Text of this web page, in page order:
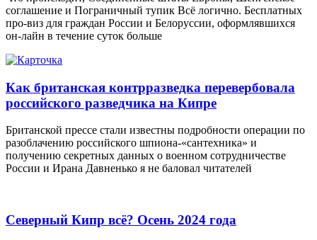
соглашение и Пограничный тупик Всё логично. Бесплатных
про-виз для граждан России и Белоруссии, оформлявшихся
он-лайн в течение суток больше
Как британская контрразведка перевербовала
российского разведчика на Кипре
Британской прессе стали известны подробности операции по
разоблачению российского шпиона-«сантехника» и
получению секретных данных о военном сотрудничестве
России и Ирана Давненько я не баловал читателей
Северный Кипр всё? Осень 2024 года